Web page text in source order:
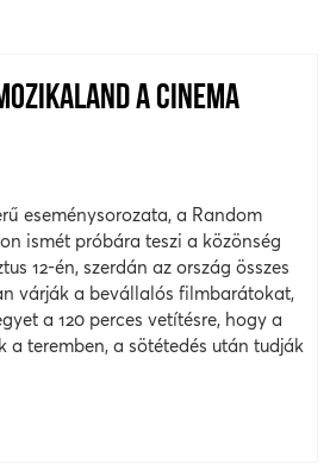
A CINEMA
eseménysorozata, a Random
ismét próbára teszi a közönség
12-én, szerdán az ország összes
várják a bevállalós filmbarátokat,
a 120 perces vetítésre, hogy a
a teremben, a sötétedés után tudják